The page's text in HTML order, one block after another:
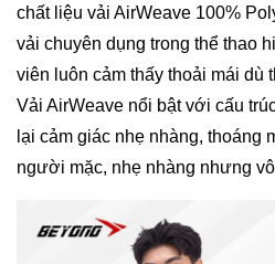
chất liệu vải AirWeave 100%
vải chuyên dụng trong thể thao
viên luôn cảm thấy thoải mái dù
Vải AirWeave nổi bật với cấu
lại cảm giác nhẹ nhàng, thoáng
người mặc, nhẹ nhàng nhưng